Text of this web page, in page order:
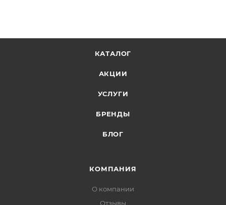
КАТАЛОГ
АКЦИИ
УСЛУГИ
БРЕНДЫ
БЛОГ
КОМПАНИЯ
О компании
Отзывы